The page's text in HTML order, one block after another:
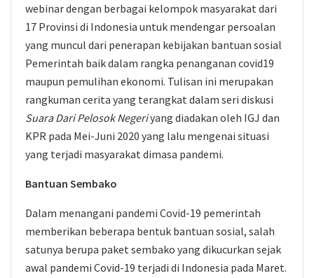
webinar dengan berbagai kelompok masyarakat dari
17 Provinsi di Indonesia untuk mendengar persoalan
yang muncul dari penerapan kebijakan bantuan sosial
Pemerintah baik dalam rangka penanganan covid19
maupun pemulihan ekonomi. Tulisan ini merupakan
rangkuman cerita yang terangkat dalam seri diskusi
Suara Dari Pelosok Negeriyang diadakan oleh IGJ dan
KPR pada Mei-Juni 2020 yang lalu mengenai situasi
yang terjadi masyarakat dimasa pandemi.
Bantuan Sembako
Dalam menangani pandemi Covid-19 pemerintah
memberikan beberapa bentuk bantuan sosial, salah
satunya berupa paket sembako yang dikucurkan sejak
awal pandemi Covid-19 terjadi di Indonesia pada Maret.